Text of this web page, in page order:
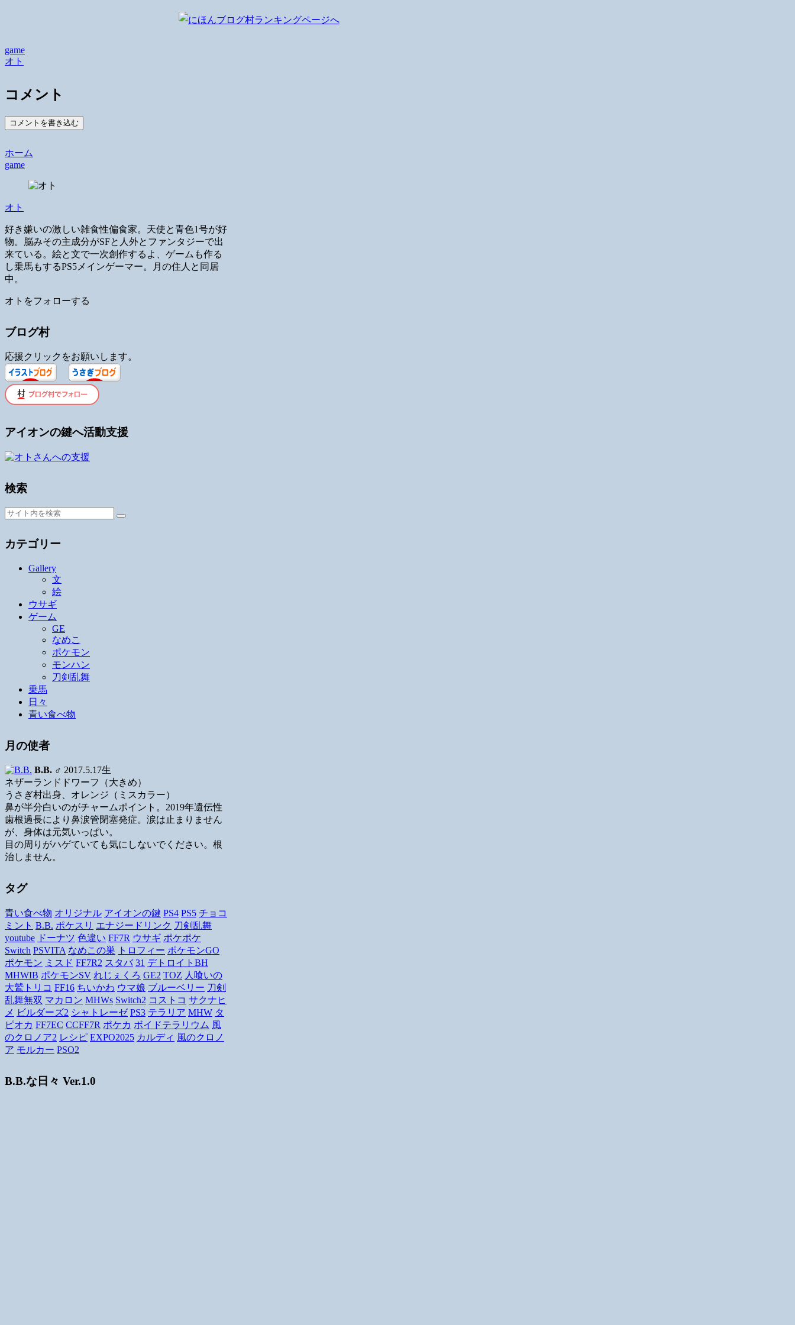
game
オト
コメント
コメントを書き込む
ホーム
game
オト
好き嫌いの激しい雑食性偏食家。天使と青色1号が好
物。脳みその主成分がSFと人外とファンタジーで出
来ている。絵と文で一次創作するよ、ゲームも作る
し乗馬もするPS5メインゲーマー。月の住人と同居
中。
オトをフォローする
ブログ村
応援クリックをお願いします。
アイオンの鍵へ活動支援
検索
カテゴリー
Gallery
文
絵
ウサギ
ゲーム
GE
なめこ
ポケモン
モンハン
刀剣乱舞
乗馬
日々
青い食べ物
月の使者
B.B. ♂ 2017.5.17生
ネザーランドドワーフ（大きめ）
うさぎ村出身、オレンジ（ミスカラー）
鼻が半分白いのがチャームポイント。2019年遺伝性
歯根過長により鼻涙管閉塞発症。涙は止まりません
が、身体は元気いっぱい。
目の周りがハゲていても気にしないでください。根
治しません。
タグ
青い食べ物 オリジナル アイオンの鍵 PS4 PS5 チョコ
ミント B.B. ポケスリ エナジードリンク 刀剣乱舞
youtube ドーナツ 色違い FF7R ウサギ ポケポケ
Switch PSVITA なめこの巣 トロフィー ポケモンGO
ポケモン ミスド FF7R2 スタバ 31 デトロイトBH
MHWIB ポケモンSV れじぇくろ GE2 TOZ 人喰いの
大鷲トリコ FF16 ちいかわ ウマ娘 ブルーベリー 刀剣
乱舞無双 マカロン MHWs Switch2 コストコ サクナヒ
メ ビルダーズ2 シャトレーゼ PS3 テラリア MHW タ
ピオカ FF7EC CCFF7R ポケカ ボイドテラリウム 風
のクロノア2 レシピ EXPO2025 カルディ 風のクロノ
ア モルカー PSO2
B.B.な日々 Ver.1.0